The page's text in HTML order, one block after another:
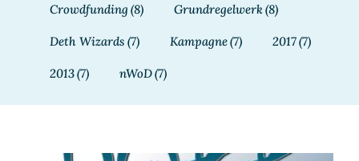
Crowdfunding (8) Grundregelwerk(8)
Deth Wizards (7) Kampagne(7) 2017(7)
2013(7) nWoD(7)